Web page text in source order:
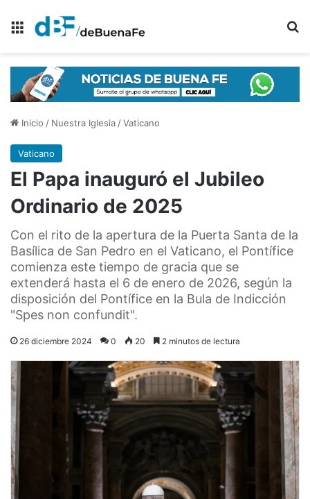
Menú
Inicio / Nuestra Iglesia/Vaticano
Vaticano
El Papa inauguró el Jubileo
Ordinario de 2025
Con el rito de la apertura de la Puerta Santa de la
Basílica de San Pedro en el Vaticano, el Pontífice
comienza este tiempo de gracia que se
extenderá hasta el 6 de enero de 2026, según la
disposición del Pontífice en la Bula de Indicción
"Spes non confundit".
26 diciembre 2024 0 20 2 minutos de lectura